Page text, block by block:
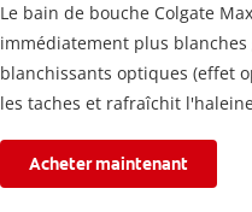
Le bain de bouche Colgate
immédiatement plus blanches
blanchissants optiques (effet
les taches et rafraîchit
Acheter maintenant